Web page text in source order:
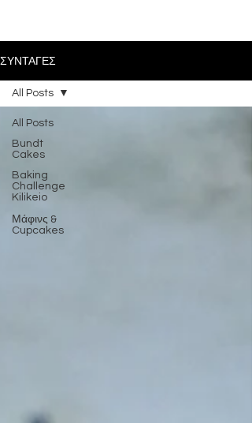
ΣΥΝΤΑΓΕΣ
All Posts
Bundt
Cakes
Baking
Challenge
Kilikeio
Μάφινς &
Cupcakes
All Posts